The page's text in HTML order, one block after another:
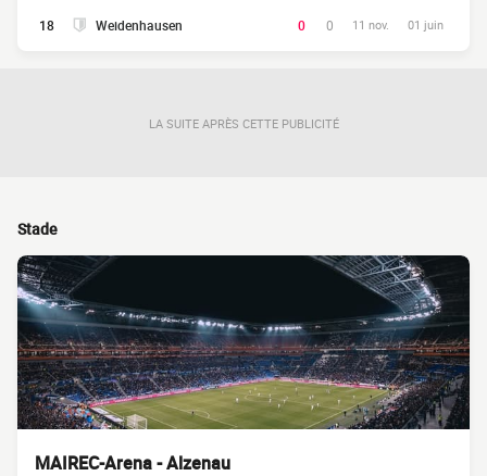
18 Weidenhausen 0 0 11 nov. 01 juin
LA SUITE APRÈS CETTE PUBLICITÉ
Stade
MAIREC-Arena - Alzenau